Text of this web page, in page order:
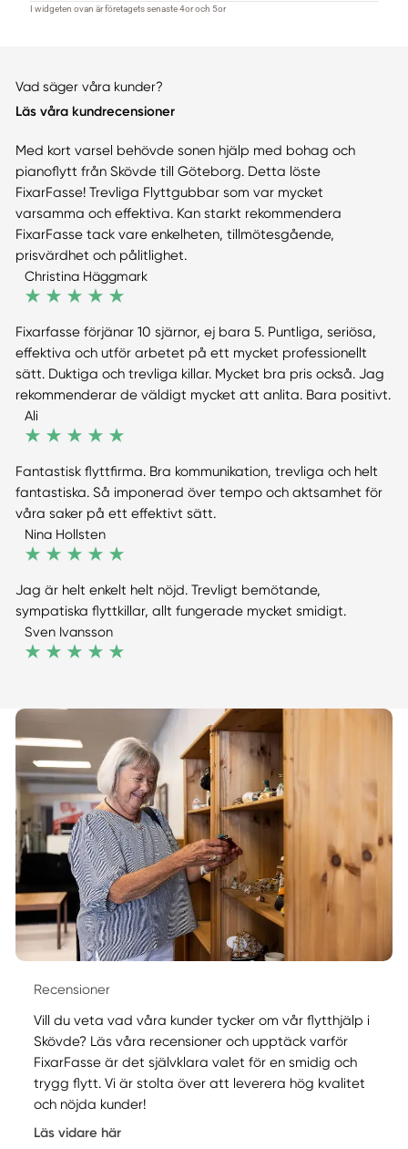
Vad säger våra kunder?
Läs våra kundrecensioner
Med kort varsel behövde sonen hjälp med bohag och
pianoflytt från Skövde till Göteborg. Detta löste
FixarFasse! Trevliga Flyttgubbar som var mycket
varsamma och effektiva. Kan starkt rekommendera
FixarFasse tack vare enkelheten, tillmötesgående,
prisvärdhet och pålitlighet.
Christina Häggmark
Fixarfasse förjänar 10 sjärnor, ej bara 5. Puntliga, seriösa,
effektiva och utför arbetet på ett mycket professionellt
sätt. Duktiga och trevliga killar. Mycket bra pris också. Jag
rekommenderar de väldigt mycket att anlita. Bara positivt.
Ali
Fantastisk flyttfirma. Bra kommunikation, trevliga och helt
fantastiska. Så imponerad över tempo och aktsamhet för
våra saker på ett effektivt sätt.
Nina Hollsten
Jag är helt enkelt helt nöjd. Trevligt bemötande,
sympatiska flyttkillar, allt fungerade mycket smidigt.
Sven Ivansson
Recensioner
Vill du veta vad våra kunder tycker om vår flytthjälp i
Skövde? Läs våra recensioner och upptäck varför
FixarFasse är det självklara valet för en smidig och
trygg flytt. Vi är stolta över att leverera hög kvalitet
och nöjda kunder!
Läs vidare här